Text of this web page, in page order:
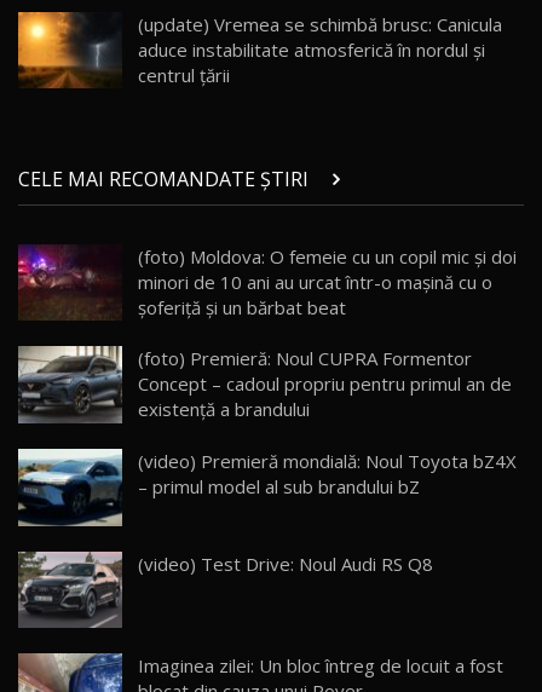
AutoBlog.MD
23:36
20
Noul ZEEKR 7X / Test Drive AutoBlog.MD
29:08
21
Micul BYD Dolphin Surf / Test Drive
AutoBlog.MD
16:59
22
Noua Mazda 6e / Test Drive AutoBlog.MD
26:59
23
Lynk & Co 01 / Test Drive AutoBlog.MD
25:19
24
ZEEKR 009: Cel mai Performant și Confortabil
Van Electric Testat în Moldova / AutoBlog.MD
26:38
25
mai Exclusiv și Puternic Defender Testat în
26
AutoBlog.MD
10:57
(update) Vremea se schimbă brusc: Canicula
aduce instabilitate atmosferică în nordul și
centrul țării
CELE MAI RECOMANDATE ȘTIRI
(foto) Moldova: O femeie cu un copil mic şi doi
minori de 10 ani au urcat într-o maşină cu o
şoferiţă şi un bărbat beat
(foto) Premieră: Noul CUPRA Formentor
Concept – cadoul propriu pentru primul an de
existenţă a brandului
(video) Premieră mondială: Noul Toyota bZ4X
– primul model al sub brandului bZ
(video) Test Drive: Noul Audi RS Q8
Imaginea zilei: Un bloc întreg de locuit a fost